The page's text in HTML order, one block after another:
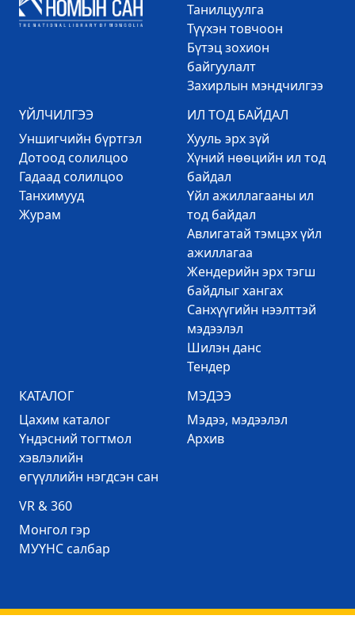
Танилцуулга
Түүхэн товчоон
Бүтэц зохион
байгуулалт
Захирлын мэндчилгээ
ҮЙЛЧИЛГЭЭ
Уншигчийн бүртгэл
Дотоод солилцоо
Гадаад солилцоо
Танхимууд
Журам
ИЛ ТОД БАЙДАЛ
Хууль эрх зүй
Хүний нөөцийн ил тод
байдал
Үйл ажиллагааны ил
тод байдал
Авлигатай тэмцэх үйл
ажиллагаа
Жендерийн эрх тэгш
байдлыг хангах
Санхүүгийн нээлттэй
мэдээлэл
Шилэн данс
Тендер
КАТАЛОГ
Цахим каталог
Үндэсний тогтмол
хэвлэлийн
өгүүллийн нэгдсэн сан
МЭДЭЭ
Mэдээ, мэдээлэл
Архив
VR & 360
Mонгол гэр
МУҮНС салбар